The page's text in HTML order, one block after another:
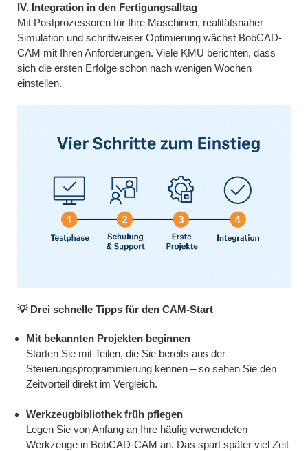
IV. Integration in den Fertigungsalltag
Mit Postprozessoren für Ihre Maschinen, realitätsnaher
Simulation und schrittweiser Optimierung wächst BobCAD-
CAM mit Ihren Anforderungen. Viele KMU berichten, dass
sich die ersten Erfolge schon nach wenigen Wochen
einstellen.
💡 Drei schnelle Tipps für den CAM-Start
Mit bekannten Projekten beginnen
Starten Sie mit Teilen, die Sie bereits aus der
Steuerungsprogrammierung kennen – so sehen Sie den
Zeitvorteil direkt im Vergleich.
Werkzeugbibliothek früh pflegen
Legen Sie von Anfang an Ihre häufig verwendeten
Werkzeuge in BobCAD-CAM an. Das spart später viel Zeit